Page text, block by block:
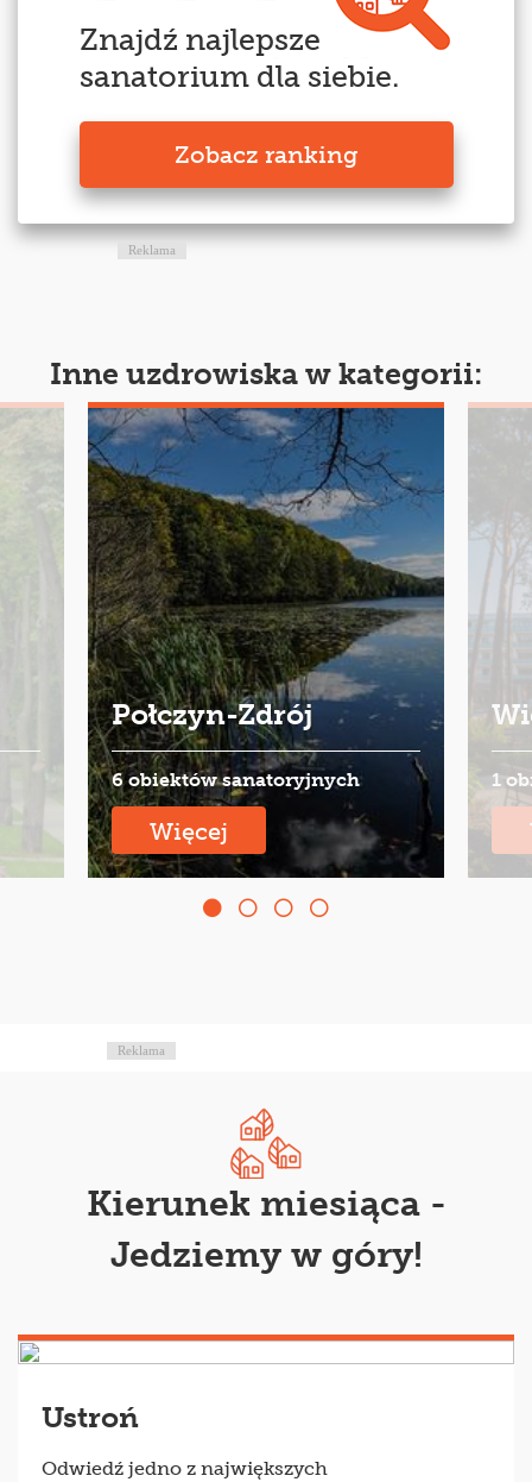
Znajdź najlepsze
sanatorium dla siebie.
Zobacz ranking
Reklama
Inne uzdrowiska w kategorii:
Połczyn-Zdrój
6 obiektów sanatoryjnych
Więcej
1
Reklama
Kierunek miesiąca -
Jedziemy w góry!
Ustroń
Odwiedź jedno z największych